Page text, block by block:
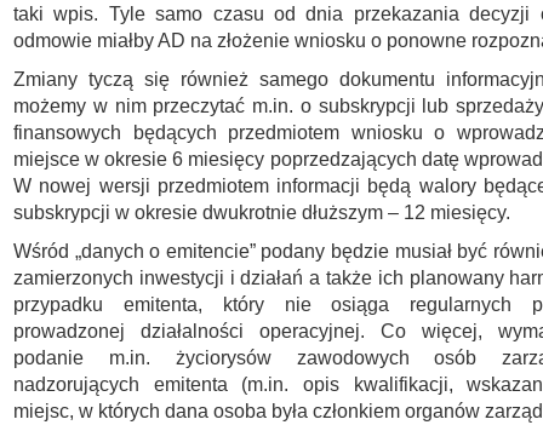
taki wpis. Tyle samo czasu od dnia przekazania decyzji
odmowie miałby AD na złożenie wniosku o ponowne
Zmiany tyczą się również samego dokumentu
możemy w nim przeczytać m.in. o subskrypcji lub
finansowych będących przedmiotem wniosku o
miejsce w okresie 6 miesięcy poprzedzających datę
W nowej wersji przedmiotem informacji będą walory
subskrypcji w okresie dwukrotnie dłuższym – 12 miesięcy.
Wśród „danych o emitencie” podany będzie musiał być
zamierzonych inwestycji i działań a także ich planowany
przypadku emitenta, który nie osiąga regularnych
prowadzonej działalności operacyjnej. Co więcej,
podanie m.in. życiorysów zawodowych osób
nadzorujących emitenta (m.in. opis kwalifikacji,
miejsc, w których dana osoba była członkiem organów